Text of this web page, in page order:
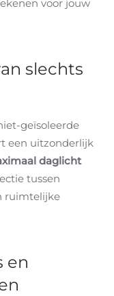
voor jouw
slechts
geïsoleerde
een uitzonderlijk
daglicht
tussen
ruimtelijke
en